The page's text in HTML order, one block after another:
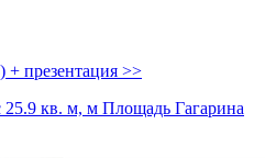
+ презентация >>
кв. м, м Площадь Гагарина